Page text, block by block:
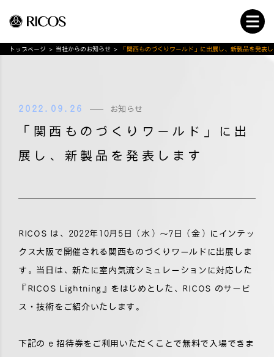
トップページ > 当社からのお知らせ > 「関西ものづくりワールド」に出展し、新製品を発表
2022.09.26 お知らせ
「関西ものづくりワールド」に出
展し、新製品を発表します
RICOS は、2022年10月5日（水）〜7日（金）にインテッ
クス大阪で開催される関西ものづくりワールドに出展しま
す。当日は、新たに室内気流シミュレーションに対応した
『RICOS Lightning』をはじめとした、RICOS のサービ
ス・技術をご紹介いたします。
下記の e 招待券をご利用いただくことで無料で入場できま